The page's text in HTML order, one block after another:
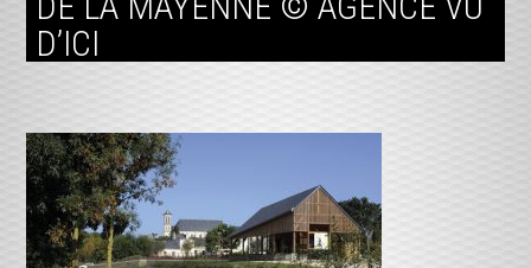
D’ICI